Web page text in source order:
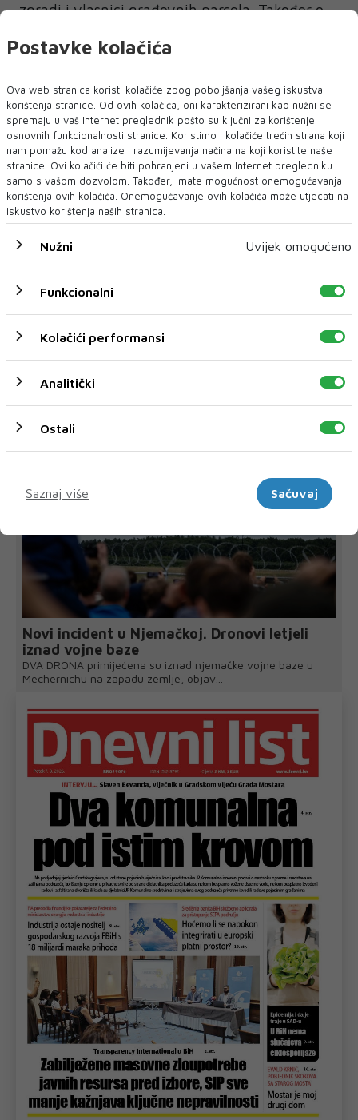
zgradi i vlasnici građevnih parcela. Također o
pokretne naprave brinu vlasnici odnosno
korisnici kioska i pokretnih naprava, dok o
uklanjanju snijega i leda s pločnika uz
poslovne zgrade brinu pravne ili fizičke osobe
koje su vlasnici odnosno korisnici poslovnog
prostora u tim zgradama, a vlasnici i korisnici
lokala brinu o uklanjanju snijega i leda s
pločnika ispred uličnih lokala, navode s portala
MOSTAR snijeg
NAJNOVIJE
Novi incident u Njemačkoj. Dronovi letjeli
iznad vojne baze
DVA DRONA primijećena su iznad njemačke vojne baze u
Mechernichu na zapadu zemlje, objav...
Postavke kolačića
Ova web stranica koristi kolačiće zbog poboljšanja vašeg iskustva
korištenja stranice. Od ovih kolačića, oni karakterizirani kao nužni se
spremaju u vaš Internet preglednik pošto su ključni za korištenje
osnovnih funkcionalnosti stranice. Koristimo i kolačiće trećih strana koji
nam pomažu kod analize i razumijevanja načina na koji koristite naše
stranice. Ovi kolačići će biti pohranjeni u vašem Internet pregledniku
samo s vašom dozvolom. Također, imate mogućnost onemogućavanja
korištenja ovih kolačića. Onemogućavanje ovih kolačića može utjecati na
iskustvo korištenja naših stranica.
Nužni Uvijek omogućeno
Funkcionalni
Kolačići performansi
Analitički
Ostali
Saznaj više
Sačuvaj